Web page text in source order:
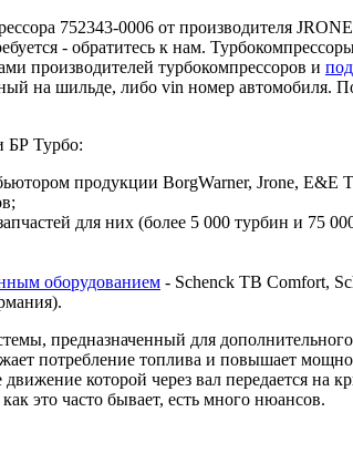
752343-0006 от производителя
- обратитесь к нам.
производителей турбокомпрессоров и
на шильде, либо vin номер
БР Турбо:
продукции BorgWarner, Jrone, E&E
для них (более 5 000 турбин и 75
оборудованием - Schenck TB Comfort,
предназначенный для
потребление топлива и повышает
которой через вал передается на
это часто бывает, есть много нюансов.